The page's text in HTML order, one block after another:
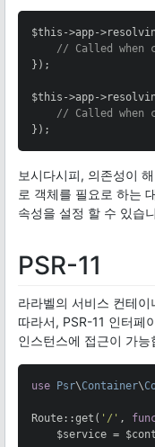
$this->app-
// Called when
});
$this->app-
// Called when
});
보시다시피, 의존성이
로 객체를 필요로 하는
속성을 설정 할 수 있습
PSR-11
라라벨의 서비스 컨테이
따라서, PSR-11 인터페
인스턴스에 접근이 가능
use Psr\Container\
Route::get( '/' ,
$service =